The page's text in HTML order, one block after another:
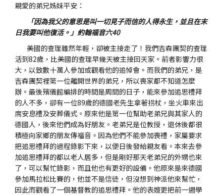
親愛的弟兄姊妹平安：
「因為我父的意思是叫一切見子而信的人得永生，並且在末
日我要叫他復活。」約翰福音六40
美國的查理雖然年輕，卻被主接走了！我們吉森團契的查理
活到82歲，比美國的查理早幾天被主接回天家。前者影響力很
大，以致數十萬人參加或觀看他的追悼會。而我們的弟兄，是
吉森團契裡第一位離開世界的弟兄，所以喪家都不知道怎麼
辦。最後殯儀館編排的時間是周間的日子，能來參加追思禮拜
的人不多，卻有一位89歲的德國老先生拿著拐杖，坐火車來出
席安息禮及安葬儀式。原來他是第一位幫助老弟兄與其家人的
德國人，後來他們成為好朋友。老弟兄是位教授，退休後都很
積極向家鄉的朋友傳福音。因為他們不能參加喪禮，家屬要求
把追思禮拜的過程錄影下來，以便日後發給親友看。本來去參
加追思禮拜的都以老人居多，但是剛好那天老弟兄的外甥也來
了，可以幫忙錄影，而且他也有更好的設備。他原來是來德國
參加馬拉松比賽的，他並不是信徒，但沒想到神派他來幫忙，
因此而觀看了一個基督教的追思禮拜。他的表嫂更把前一週學